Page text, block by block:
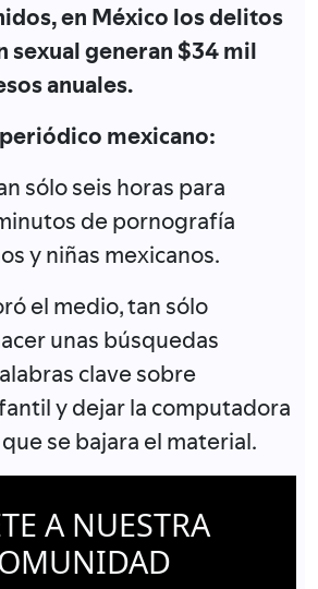
en México los delitos
sexual generan $34 mil
anuales.
mexicano:
sólo seis horas para
de pornografía
y niñas mexicanos.
el medio, tan sólo
unas búsquedas
clave sobre
y dejar la computadora
se bajara el material.
A NUESTRA